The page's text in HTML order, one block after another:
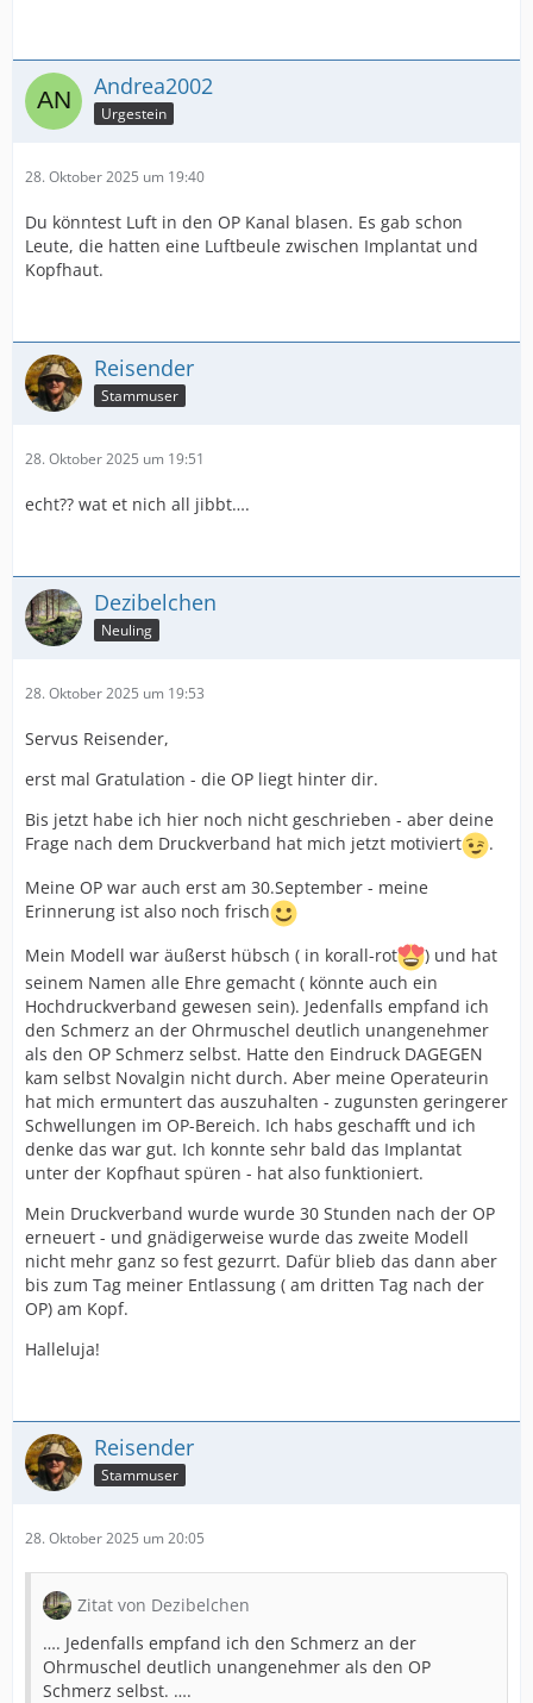
Andrea2002
Urgestein
28. Oktober 2025 um 19:40
Du könntest Luft in den OP Kanal blasen. Es gab schon
Leute, die hatten eine Luftbeule zwischen Implantat und
Kopfhaut.
Reisender
Stammuser
28. Oktober 2025 um 19:51
echt?? wat et nich all jibbt….
Dezibelchen
Neuling
28. Oktober 2025 um 19:53
Servus Reisender,
erst mal Gratulation - die OP liegt hinter dir.
Bis jetzt habe ich hier noch nicht geschrieben - aber deine
Frage nach dem Druckverband hat mich jetzt motiviert
.
Meine OP war auch erst am 30.September - meine
Erinnerung ist also noch frisch
Mein Modell war äußerst hübsch ( in korall-rot
) und hat
seinem Namen alle Ehre gemacht ( könnte auch ein
Hochdruckverband gewesen sein). Jedenfalls empfand ich
den Schmerz an der Ohrmuschel deutlich unangenehmer
als den OP Schmerz selbst. Hatte den Eindruck DAGEGEN
kam selbst Novalgin nicht durch. Aber meine Operateurin
hat mich ermuntert das auszuhalten - zugunsten geringerer
Schwellungen im OP-Bereich. Ich habs geschafft und ich
denke das war gut. Ich konnte sehr bald das Implantat
unter der Kopfhaut spüren - hat also funktioniert.
Mein Druckverband wurde wurde 30 Stunden nach der OP
erneuert - und gnädigerweise wurde das zweite Modell
nicht mehr ganz so fest gezurrt. Dafür blieb das dann aber
bis zum Tag meiner Entlassung ( am dritten Tag nach der
OP) am Kopf.
Halleluja!
Reisender
Stammuser
28. Oktober 2025 um 20:05
Zitat von Dezibelchen
…. Jedenfalls empfand ich den Schmerz an der
Ohrmuschel deutlich unangenehmer als den OP
Schmerz selbst. ….